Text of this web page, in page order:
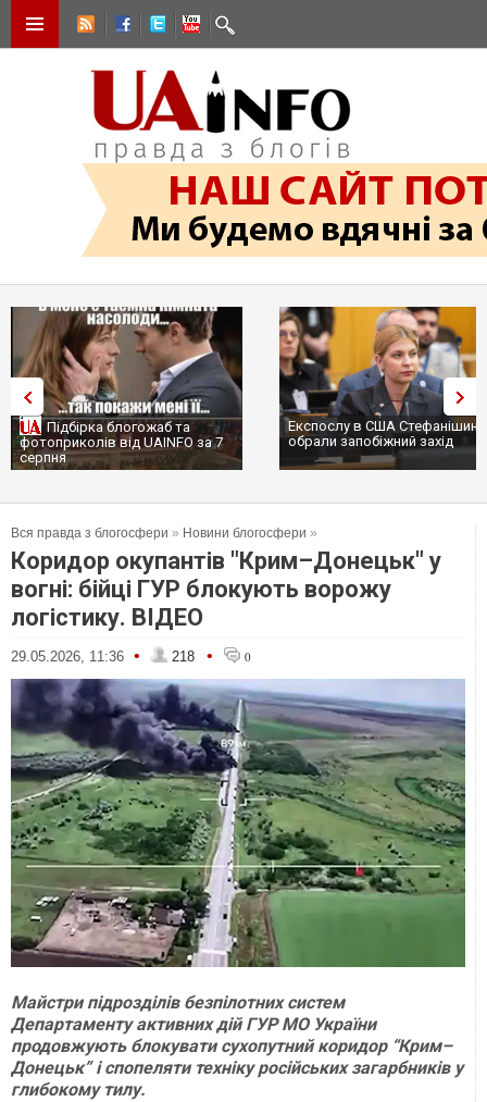
Підбірка блогожаб та
фотоприколів від UAINFO за 7
серпня
Експослу в США
обрали запобіжний захід
Вся правда з блогосфери » Новини блогосфери »
Коридор окупантів "Крим–Донецьк" у
вогні: бійці ГУР блокують ворожу
логістику. ВІДЕО
29.05.2026, 11:36 • 218 • 0
Майстри підрозділів безпілотних систем
Департаменту активних дій ГУР МО України
продовжують блокувати сухопутний коридор “Крим–
Донецьк” і спопеляти техніку російських загарбників у
глибокому тилу.